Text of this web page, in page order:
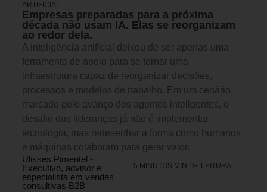
ARTIFICIAL
Empresas preparadas para a próxima
década não usam IA. Elas se reorganizam
ao redor dela.
A inteligência artificial deixou de ser apenas uma
ferramenta de apoio para se tornar uma
infraestrutura capaz de reorganizar decisões,
processos e modelos de trabalho. Em um cenário
marcado pelo avanço dos agentes inteligentes, o
desafio das lideranças já não é implementar
tecnologia, mas redesenhar a forma como humanos
e máquinas colaboram para gerar valor.
Ulisses Pimentel -
Executivo, advisor e
especialista em vendas
consultivas B2B
5 MINUTOS MIN DE LEITURA